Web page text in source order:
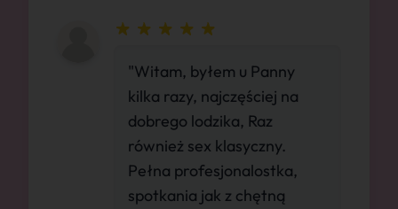
"Witam, byłem u Panny
kilka razy, najczęściej na
dobrego lodzika, Raz
również sex klasyczny.
Pełna profesjonalostka,
spotkania jak z chętną